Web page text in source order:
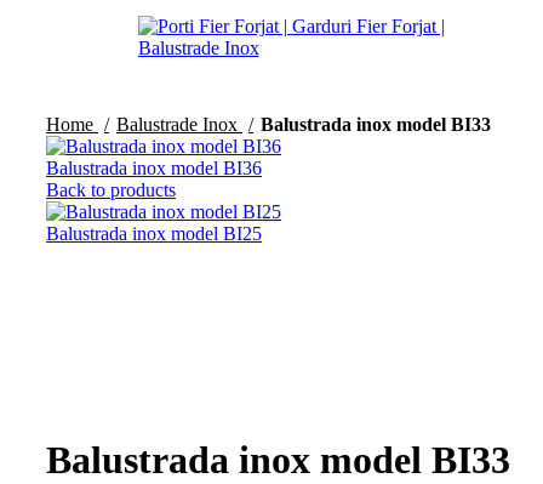
Home Balustrade Inox Balustrada inox model BI33
Balustrada inox model BI36
Back to products
Balustrada inox model BI25
Balustrada inox model BI33